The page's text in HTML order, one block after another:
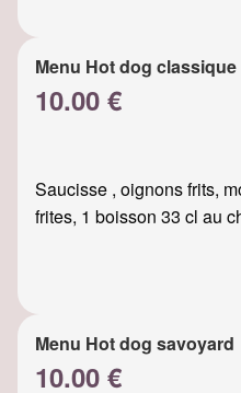
Menu Hot dog classique
10.00 €
Saucisse , oignons frits,
frites, 1 boisson 33 cl au
Menu Hot dog savoyard
10.00 €